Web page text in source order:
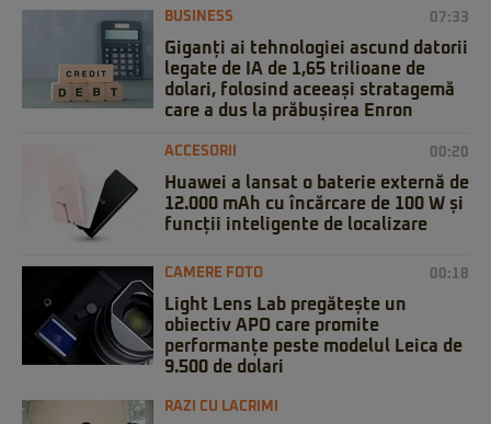
BUSINESS 07:33
Giganți ai tehnologiei ascund datorii
legate de IA de 1,65 trilioane de
dolari, folosind aceeași stratagemă
care a dus la prăbușirea Enron
ACCESORII 00:20
Huawei a lansat o baterie externă de
12.000 mAh cu încărcare de 100 W și
funcții inteligente de localizare
CAMERE FOTO 00:18
Light Lens Lab pregătește un
obiectiv APO care promite
performanțe peste modelul Leica de
9.500 de dolari
RAZI CU LACRIMI